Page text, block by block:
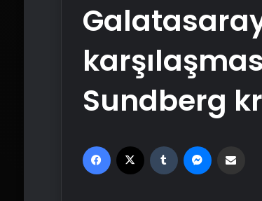
Sundberg
Facebook Tumblr